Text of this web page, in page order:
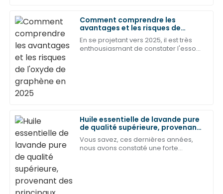
Comment comprendre les
avantages et les risques de
l'oxyde de graphène en 2025
En se projetant vers 2025, il est très
enthousiasmant de constater l'essor
Huile essentielle de lavande pure
de qualité supérieure, provenant
des principaux fabricants chinois
et destinée aux acheteurs du
monde entier.
Vous savez, ces dernières années,
nous avons constaté une forte
exceptionnelles. Je suis très satisfait du service
après-vente !
04 Juin 2025
A
Anthony
Ramirez
d'assistance a été incroyablement professionnelle et
serviable.
05 Peut 2025
E
Emma
Gonzalez